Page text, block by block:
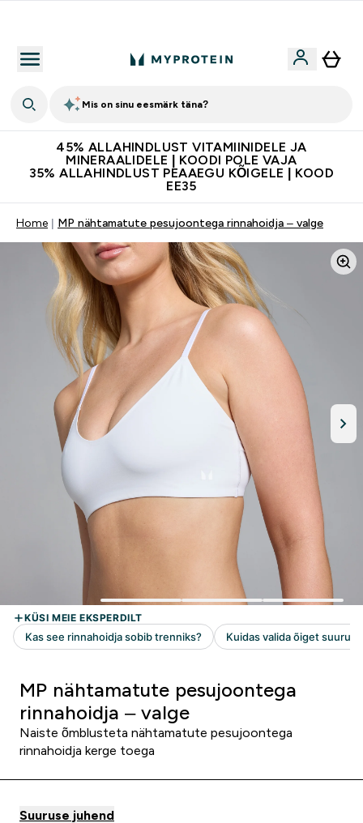
Mis on sinu eesmärk täna?
45% ALLAHINDLUST VITAMIINIDELE JA
MINERAALIDELE | KOODI POLE VAJA
35% ALLAHINDLUST PEAAEGU KÕIGELE | KOOD
EE35
Home MP nähtamatute pesujoontega rinnahoidja – valge
MP nähtamatute pesujoontega
rinnahoidja – valge
Naiste õmblusteta nähtamatute pesujoontega
rinnahoidja kerge toega
Suuruse juhend